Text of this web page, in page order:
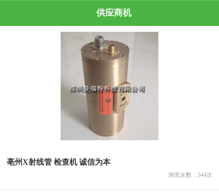
供应商机
亳州X射线管 检查机 诚信为本
浏览次数： 344次